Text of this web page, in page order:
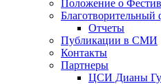
Положение о
Благотворительный
Отчеты
Публикации в СМИ
Контакты
Партнеры
ЦСИ Дианы